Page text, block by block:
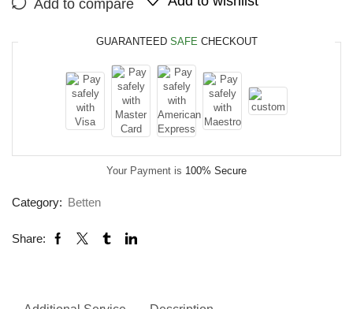
Add to compare
GUARANTEED SAFE CHECKOUT
Your Payment is 100% Secure
Category: Betten
Share: